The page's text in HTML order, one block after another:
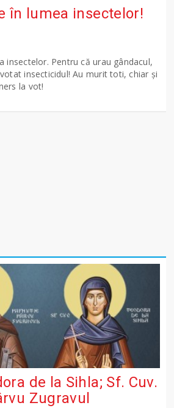
în lumea insectelor!
insectelor. Pentru că urau gândacul,
insecticidul! Au murit toti, chiar și
la vot!
de la Sihla; Sf. Cuv.
Zugravul